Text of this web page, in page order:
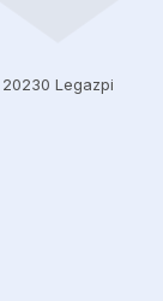
Legazpi